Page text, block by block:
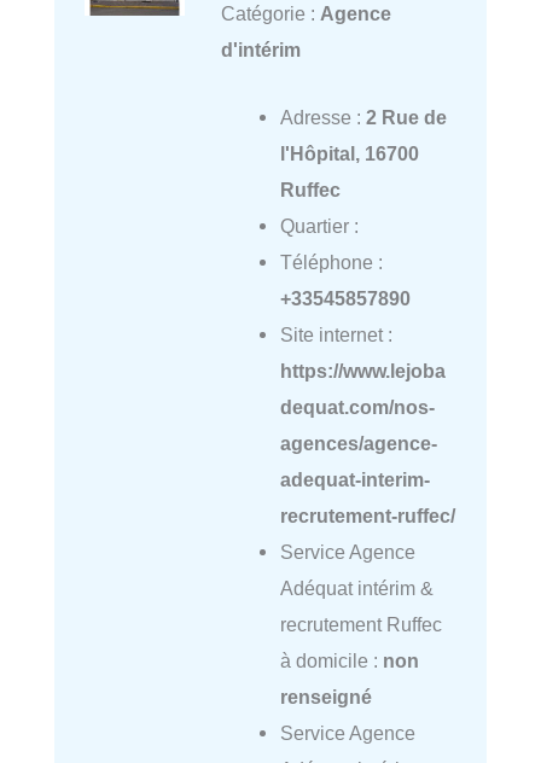
Catégorie : Agence
d'intérim
Adresse : 2 Rue de
l'Hôpital, 16700
Ruffec
Quartier :
Téléphone :
+33545857890
Site internet :
https://www.lejoba
dequat.com/nos-
agences/agence-
adequat-interim-
recrutement-ruffec/
Service Agence
Adéquat intérim &
recrutement Ruffec
à domicile : non
renseigné
Service Agence